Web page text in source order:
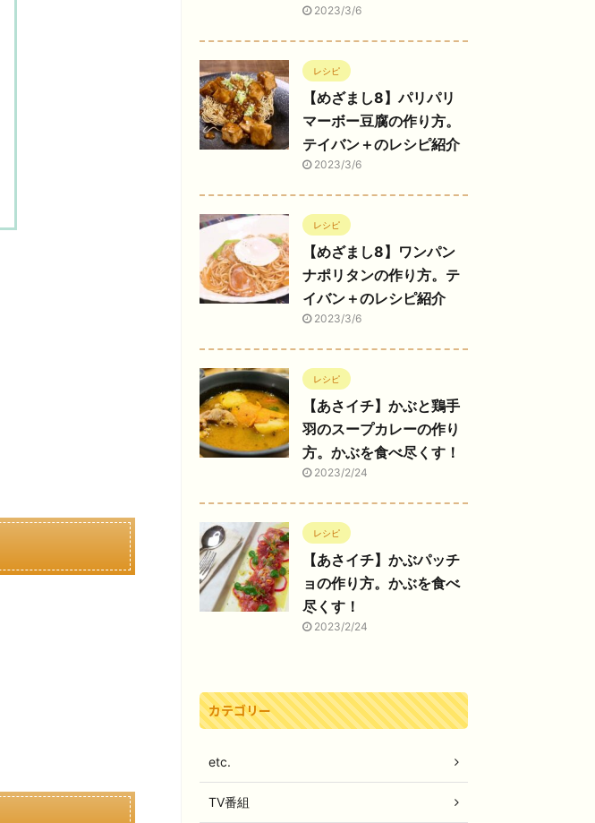
2023/3/6
レシピ
【めざまし8】パリパリ
マーボー豆腐の作り方。
テイバン＋のレシピ紹介
2023/3/6
レシピ
【めざまし8】ワンパン
ナポリタンの作り方。テ
イバン＋のレシピ紹介
2023/3/6
レシピ
【あさイチ】かぶと鶏手
羽のスープカレーの作り
方。かぶを食べ尽くす！
2023/2/24
レシピ
【あさイチ】かぶパッチ
ョの作り方。かぶを食べ
尽くす！
2023/2/24
カテゴリー
etc.
TV番組